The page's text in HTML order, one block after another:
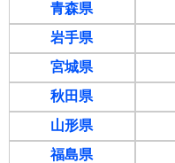
青森県
岩手県
宮城県
秋田県
山形県
福島県